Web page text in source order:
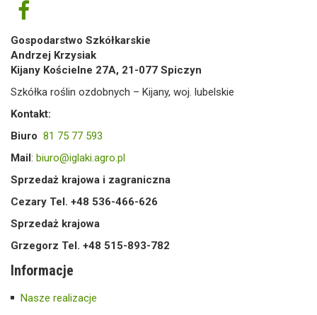
Gospodarstwo Szkółkarskie
Andrzej Krzysiak
Kijany Kościelne 27A, 21-077 Spiczyn
Szkółka roślin ozdobnych – Kijany, woj. lubelskie
Kontakt:
Biuro 81 75 77 593
Mail: biuro@iglaki.agro.pl
Sprzedaż krajowa i zagraniczna
Cezary Tel. +48 536-466-626
Sprzedaż krajowa
Grzegorz Tel. +48 515-893-782
Informacje
Nasze realizacje